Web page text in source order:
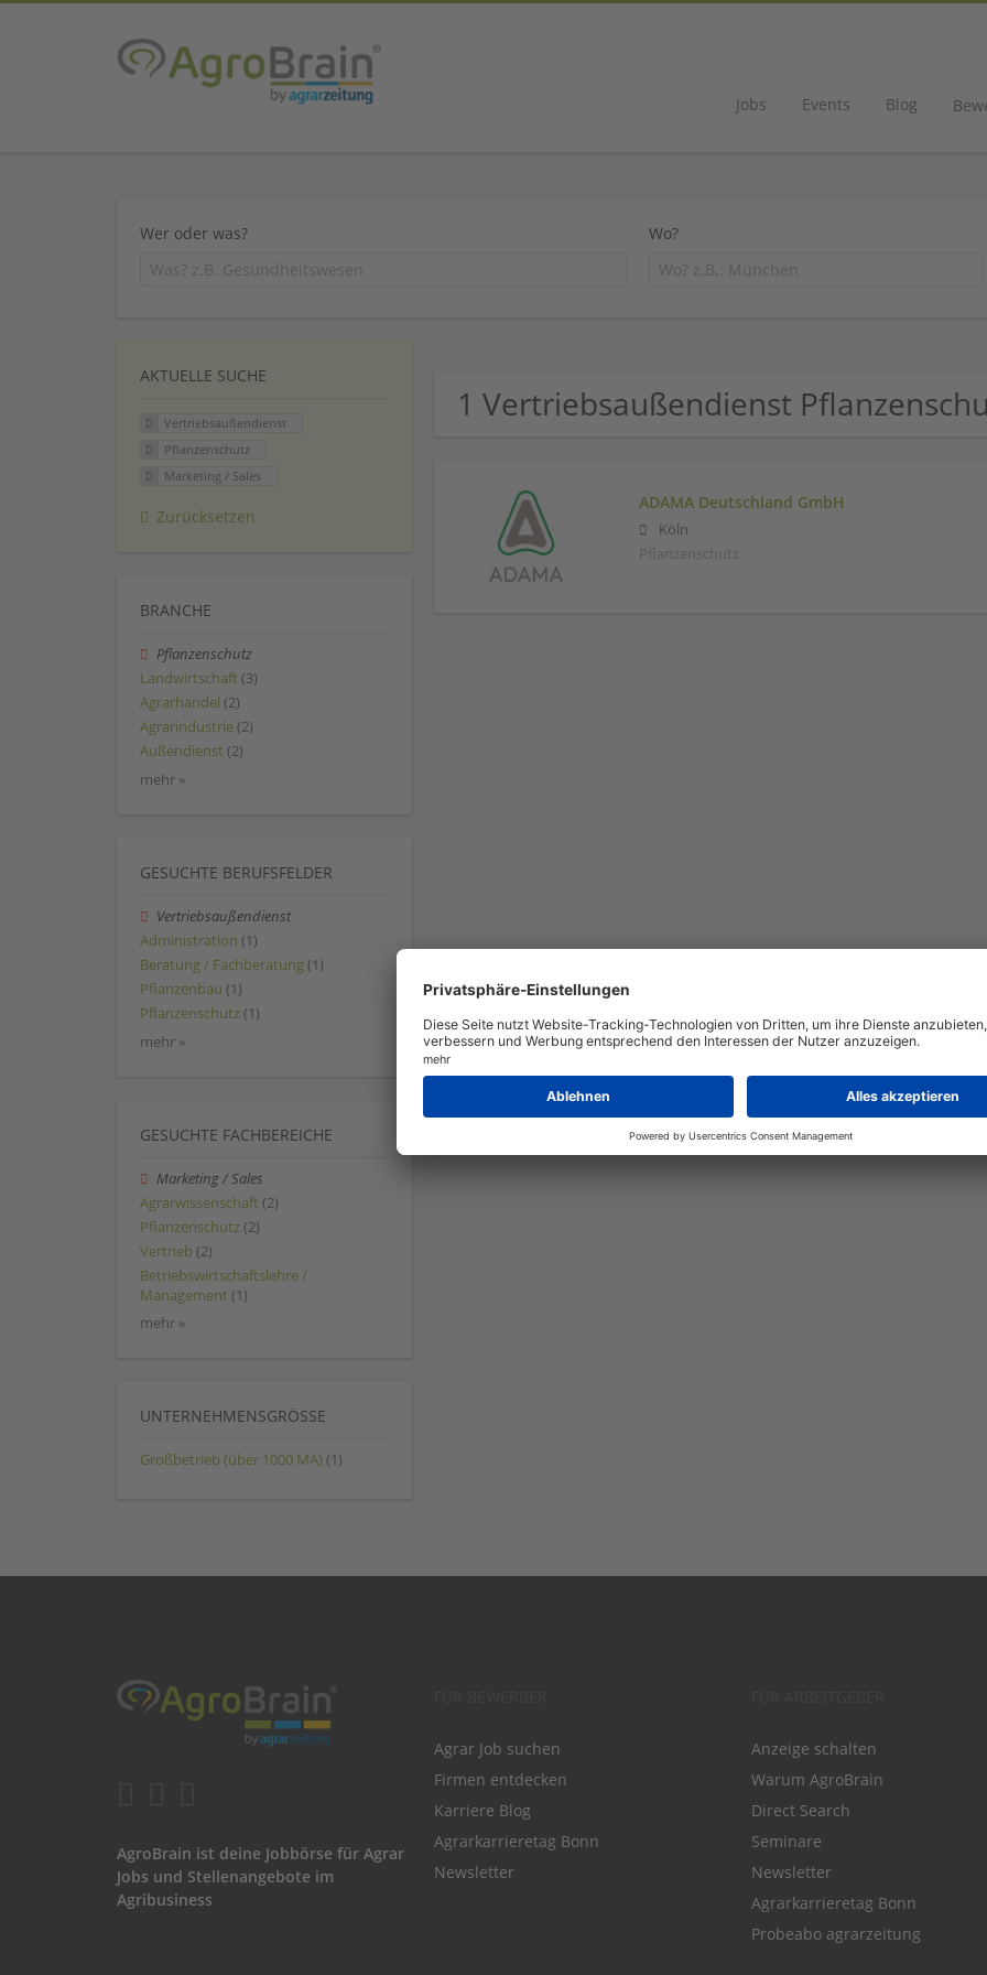
Jobs Events Blog
Wer oder was? Wo?
1 Vertriebsaußendienst
ADAMA Deutschland GmbH
Köln
Pflanzenschutz
AKTUELLE SUCHE
Vertriebsaußendienst
Pflanzenschutz
Marketing / Sales
Zurücksetzen
BRANCHE
Pflanzenschutz
Landwirtschaft (3)
Agrarhandel (2)
Agrarindustrie (2)
Außendienst (2)
mehr »
GESUCHTE BERUFSFELDER
Vertriebsaußendienst
Administration (1)
Beratung / Fachberatung (1)
Pflanzenbau (1)
Pflanzenschutz (1)
mehr »
GESUCHTE FACHBEREICHE
Marketing / Sales
Agrarwissenschaft (2)
Pflanzenschutz (2)
Vertrieb (2)
Betriebswirtschaftslehre /
Management (1)
mehr »
UNTERNEHMENSGRÖSSE
Großbetrieb (über 1000 MA) (1)
AgroBrain ist deine Jobbörse für Agrar
Jobs und Stellenangebote im
Agribusiness
Agrar Job suchen
Firmen entdecken
Karriere Blog
Agrarkarrieretag Bonn
Newsletter
Anzeige schalten
Warum AgroBrain
Direct Search
Seminare
Newsletter
Agrarkarrieretag Bonn
Probeabo agrarzeitung